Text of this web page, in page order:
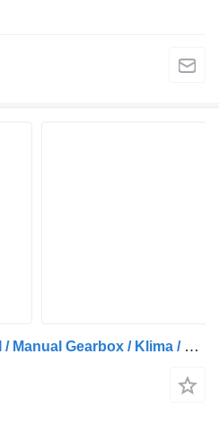
Renault Magnum 460 DXI / Manual Gearbox / Klima / Top Condition